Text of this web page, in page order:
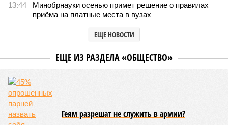
13:44
Минобрнауки осенью примет решение о правилах
приёма на платные места в вузах
ЕЩЕ НОВОСТИ
ЕЩЕ ИЗ РАЗДЕЛА «ОБЩЕСТВО»
Геям разрешат не служить в армии?